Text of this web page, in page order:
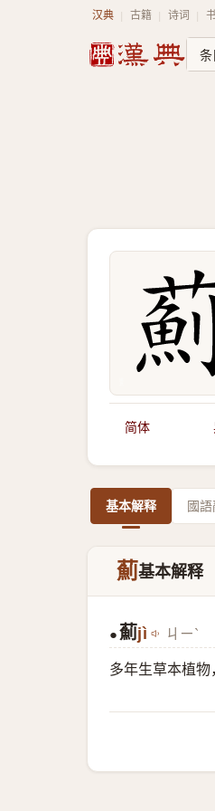
汉典 古籍 诗词
简体
基本解释 國
薊基本解释
● 薊jì ㄐㄧˋ
多年生草本植物